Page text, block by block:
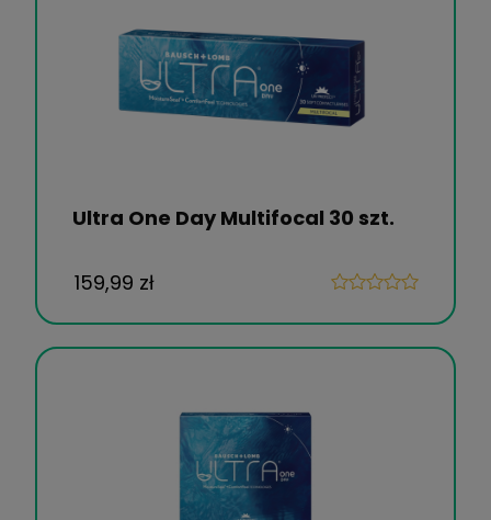
Ultra One Day Multifocal 30 szt.
159,99 zł